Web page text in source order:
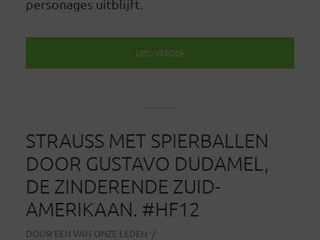
personages uitblijft.
LEES VERDER
STRAUSS MET SPIERBALLEN
DOOR GUSTAVO DUDAMEL,
DE ZINDERENDE ZUID-
AMERIKAAN. #HF12
DOOR EEN VAN ONZE LEDEN